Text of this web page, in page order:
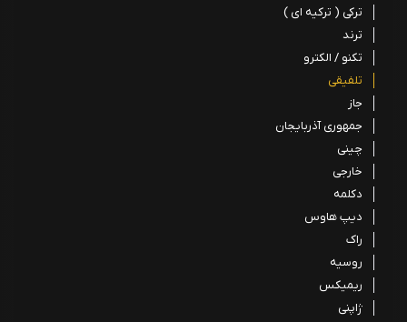
ترکی ( ترکیه ای )
ترند
تکنو / الکترو
تلفیقی
جاز
جمهوری آذربایجان
چینی
خارجی
دکلمه
دیپ هاوس
راک
روسیه
ریمیکس
ژاپنی